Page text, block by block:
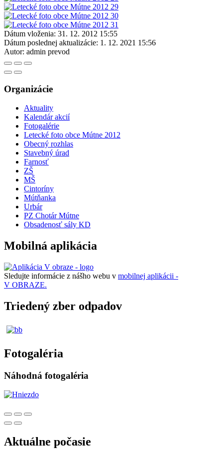
Dátum vloženia: 31. 12. 2012 15:55
Dátum poslednej aktualizácie: 1. 12. 2021 15:56
Autor: admin prevod
Organizácie
Aktuality
Kalendár akcií
Fotogalérie
Letecké foto obce Mútne 2012
Obecný rozhlas
Stavebný úrad
Farnosť
ZŠ
MŠ
Cintoríny
Mútňanka
Urbár
PZ Chotár Mútne
Obsadenosť sály KD
Mobilná aplikácia
Sledujte informácie z nášho webu v mobilnej aplikácii -
V OBRAZE.
Triedený zber odpadov
Fotogaléria
Náhodná fotogaléria
Aktuálne počasie